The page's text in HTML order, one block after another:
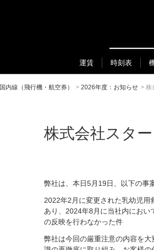
運賃 時刻表
国内線（飛行機・航空券） > 2026年度：お知らせ > 株
株式会社スタ
弊社は、本日5月19日、以下の事
2022年2月に変更された乳幼児
あり、2024年8月に当社内にお
の反映を行わなかった件
弊社は今回の厳重注意の内容を